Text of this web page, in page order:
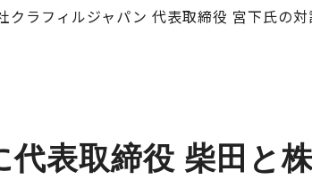
クラフィルジャパン 代表取締役 宮下氏の
代表取締役 柴田と